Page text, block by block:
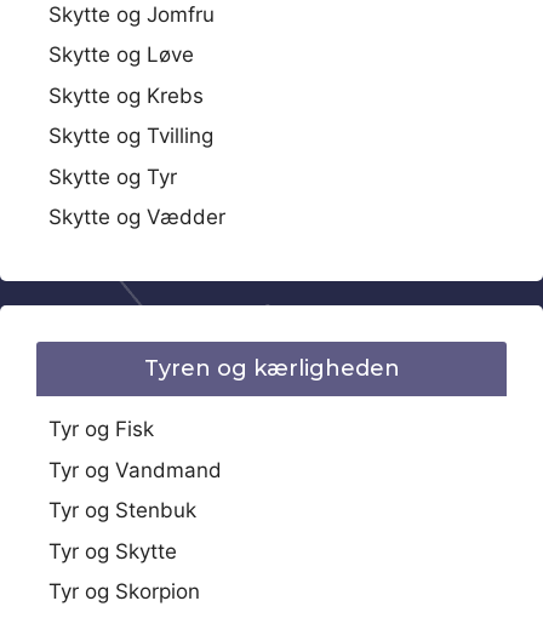
Skytte og Jomfru
Skytte og Løve
Skytte og Krebs
Skytte og Tvilling
Skytte og Tyr
Skytte og Vædder
Tyren og kærligheden
Tyr og Fisk
Tyr og Vandmand
Tyr og Stenbuk
Tyr og Skytte
Tyr og Skorpion